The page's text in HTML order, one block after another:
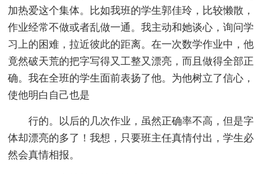
加热爱这个集体。比如我班的学生郭佳玲，比较懒散，
作业经常不做或者乱做一通。我主动和她谈心，询问学
习上的困难，拉近彼此的距离。在一次数学作业中，他
竟然破天荒的把字写得又工整又漂亮，而且做得全部正
确。我在全班的学生面前表扬了他。为他树立了信心，
使他明白自己也是
行的。以后的几次作业，虽然正确率不高，但是字
体却漂亮的多了！我想，只要班主任真情付出，学生必
然会真情相报。